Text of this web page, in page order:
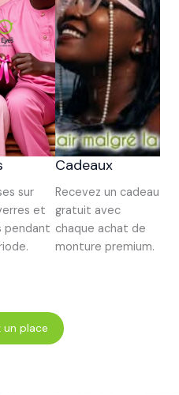
sur
et
pendant
Cadeaux
Recevez un cadeau
gratuit avec
chaque achat de
monture premium.
un place